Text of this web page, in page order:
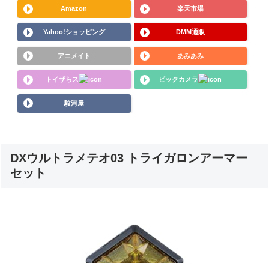
Amazon 楽天市場
Yahoo!ショッピング DMM通販
アニメイト あみあみ
トイザらス ビックカメラ
駿河屋
DXウルトラメテオ03 トライガロンアーマー
セット